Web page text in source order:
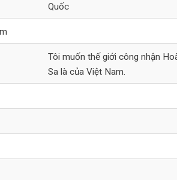
Quốc
Tôi muốn thế giới công nhận
Sa là của Việt Nam.